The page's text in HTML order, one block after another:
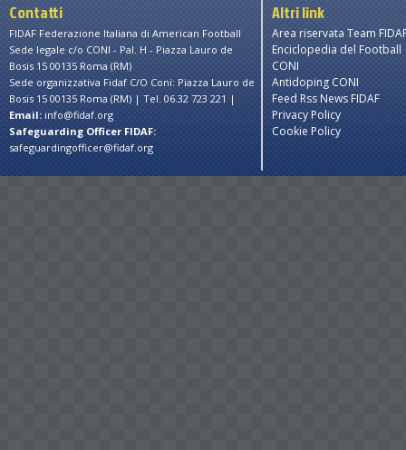
Contatti
FIDAF Federazione Italiana di American Football
Sede legale c/o CONI - Pal. H - Piazza Lauro de
Bosis 15 00135 Roma (RM)
Sede organizzativa Fidaf C/O Coni: Piazza Lauro de
Bosis 15 00135 Roma (RM) | Tel. 06.32 723 221 |
Email: info@fidaf.org
Safeguarding Officer FIDAF:
safeguardingofficer@fidaf.org
Altri link
Area riservata Team
Enciclopedia del Football
CONI
Antidoping CONI
Feed Rss News FIDAF
Privacy Policy
Cookie Policy